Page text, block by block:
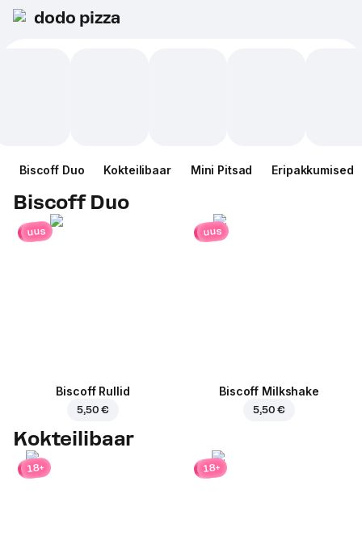
dodo pizza
Biscoff Duo Kokteilibaar Mini Pitsad Eripakkumised
Biscoff Duo
uus
Biscoff Rullid
5,50 €
uus
Biscoff Milkshake
5,50 €
Kokteilibaar
18+ 18+